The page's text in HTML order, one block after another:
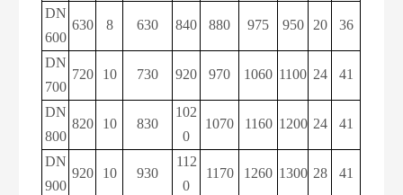
DN
600
630 8 630 840 880 975 950 20 36
DN
700
720 10 730 920 970 1060 1100 24 41
DN
800
820 10 830
102
0
1070 1160 1200 24 41
DN
900
920 10 930
112
0
1170 1260 1300 28 41